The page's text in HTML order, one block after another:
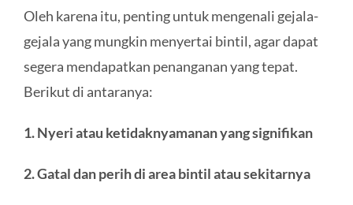
Oleh karena itu, penting untuk mengenali gejala-
gejala yang mungkin menyertai bintil, agar dapat
segera mendapatkan penanganan yang tepat.
Berikut di antaranya:
1. Nyeri atau ketidaknyamanan yang signifikan
2. Gatal dan perih di area bintil atau sekitarnya